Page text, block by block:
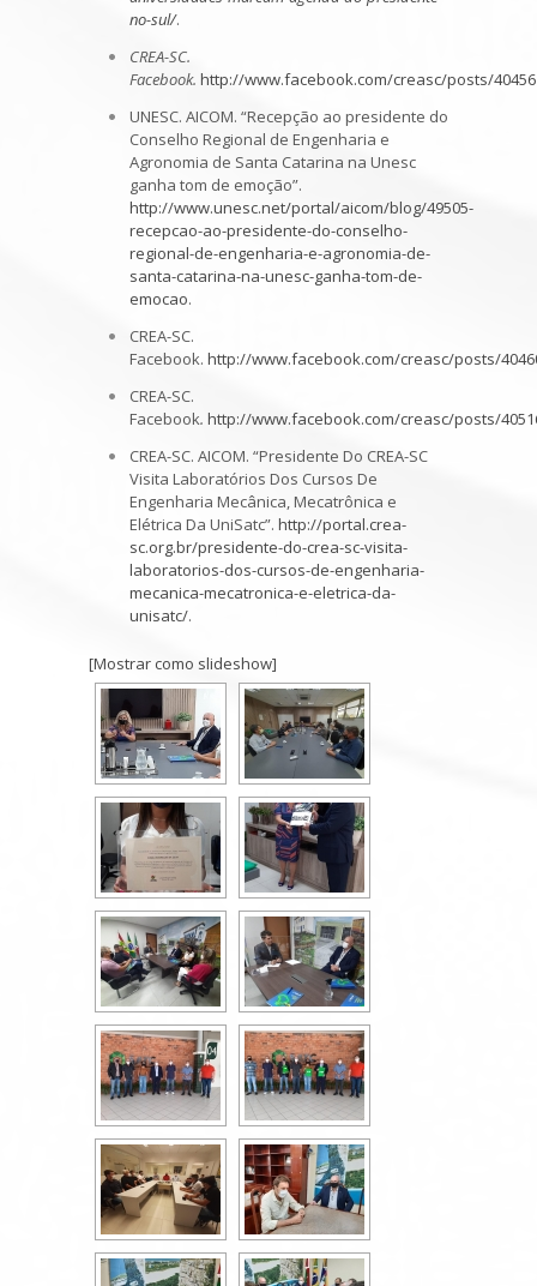
no-sul/.
CREA-SC.
Facebook. http://www.facebook.com/creasc/posts/
UNESC. AICOM. “Recepção ao presidente do
Conselho Regional de Engenharia e
Agronomia de Santa Catarina na Unesc
ganha tom de emoção”.
http://www.unesc.net/portal/aicom/blog/49505-
recepcao-ao-presidente-do-conselho-
regional-de-engenharia-e-agronomia-de-
santa-catarina-na-unesc-ganha-tom-de-
emocao.
CREA-SC.
Facebook. http://www.facebook.com/creasc/posts/
CREA-SC.
Facebook. http://www.facebook.com/creasc/posts/
CREA-SC. AICOM. “Presidente Do CREA-SC
Visita Laboratórios Dos Cursos De
Engenharia Mecânica, Mecatrônica e
Elétrica Da UniSatc”. http://portal.crea-
sc.org.br/presidente-do-crea-sc-visita-
laboratorios-dos-cursos-de-engenharia-
mecanica-mecatronica-e-eletrica-da-
unisatc/.
[Mostrar como slideshow]